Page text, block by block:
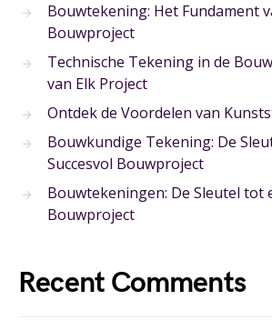
Bouwtekening: Het Fundament
Bouwproject
Technische Tekening in de
van Elk Project
Ontdek de Voordelen van
Bouwkundige Tekening: De
Succesvol Bouwproject
Bouwtekeningen: De Sleutel tot
Bouwproject
Recent Comments